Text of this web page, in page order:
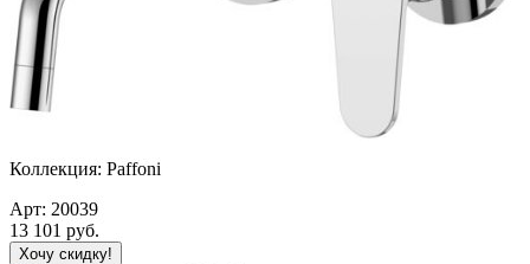
Коллекция: Paffoni
Арт: 20039
13 101 руб.
Хочу скидку!